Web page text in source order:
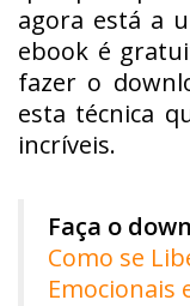
agora está a
ebook é
fazer o
esta técnica
incríveis.
Faça o
Como se
Emocionais